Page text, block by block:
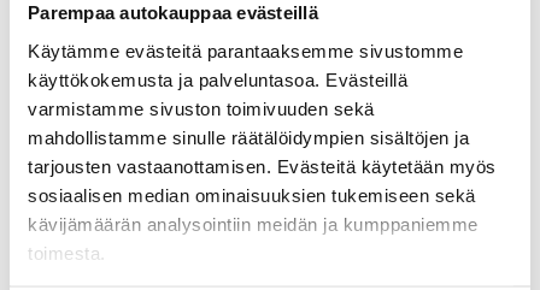
Parempaa autokauppaa evästeillä
Käytämme evästeitä parantaaksemme sivustomme
käyttökokemusta ja palveluntasoa. Evästeillä
varmistamme sivuston toimivuuden sekä
mahdollistamme sinulle räätälöidympien sisältöjen ja
tarjousten vastaanottamisen. Evästeitä käytetään myös
sosiaalisen median ominaisuuksien tukemiseen sekä
kävijämäärän analysointiin meidän ja kumppaniemme
toimesta.
vuosittain noin 18 000 vaihtoautoa, joten
kokemusta autokaupan, myös oston, tekemisestä
löytyy runsaasti. Vuosikymmenten kokemus takaa
asiakkaalle luotettavan ja turvallisen palvelun myös
Kuopion liikkeessä auton myymiseen liittyen.
Vaihdamme autosi rahaan
Vaihdamme matkailuauton henkilöautoon